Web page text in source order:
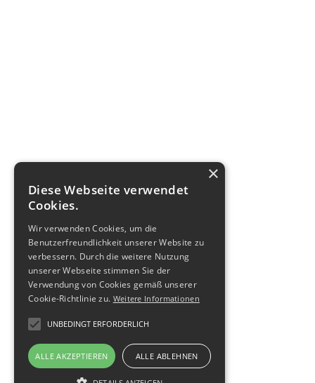
×
Diese Webseite verwendet
Cookies.
Wir verwenden Cookies, um die
Benutzerfreundlichkeit unserer Website zu
verbessern. Durch die weitere Nutzung
unserer Webseite stimmen Sie der
Verwendung von Cookies gemäß unserer
Cookie-Richtlinie zu. Weitere Informationen
UNBEDINGT ERFORDERLICH
ALLE AKZEPTIEREN ALLE ABLEHNEN